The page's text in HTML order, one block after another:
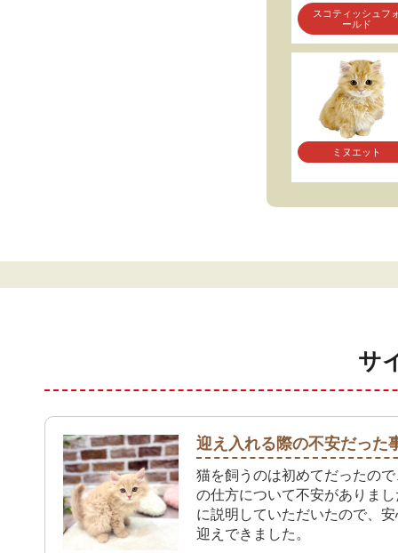
スコティッシュフ
ールド
ミヌエット
サ
迎え入れる際の不安だった
猫を飼うのは初めてだったの
の仕方について不安がありま
に説明していただいたので、
迎えできました。